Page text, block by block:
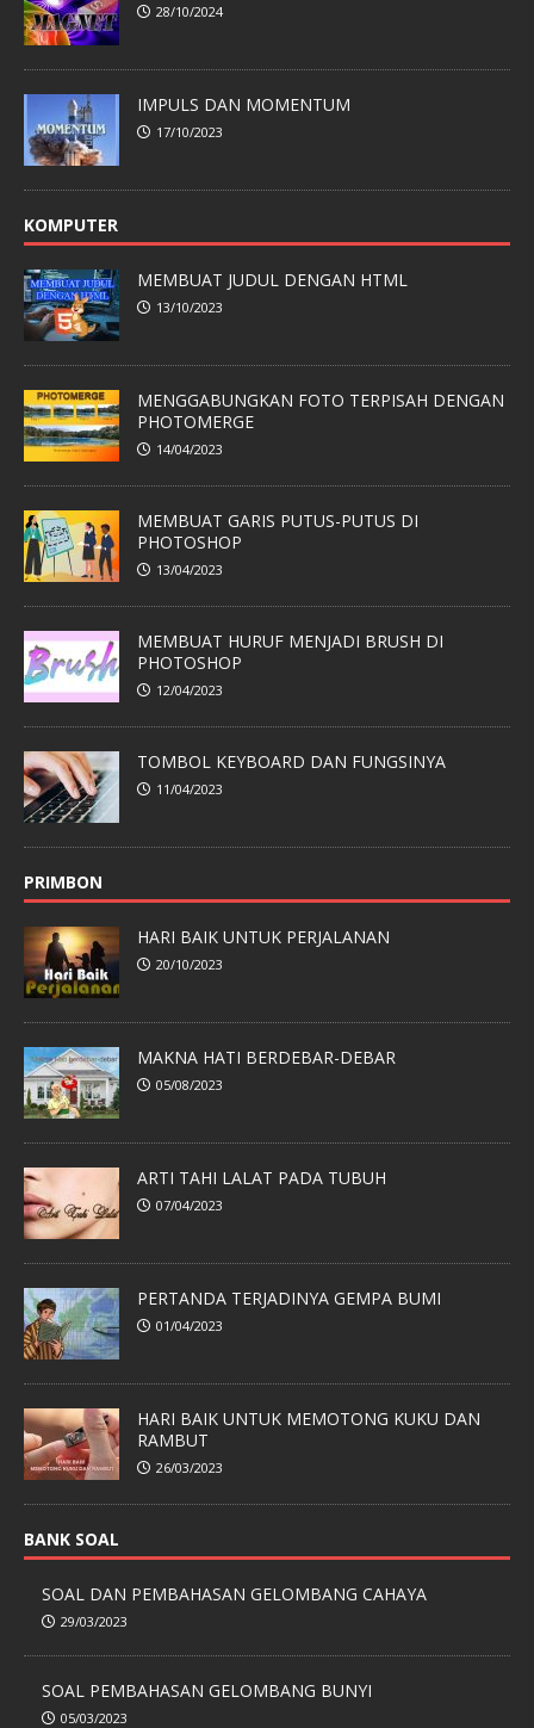
28/10/2024
IMPULS DAN MOMENTUM
17/10/2023
KOMPUTER
MEMBUAT JUDUL DENGAN HTML
13/10/2023
MENGGABUNGKAN FOTO TERPISAH DENGAN
PHOTOMERGE
14/04/2023
MEMBUAT GARIS PUTUS-PUTUS DI
PHOTOSHOP
13/04/2023
MEMBUAT HURUF MENJADI BRUSH DI
PHOTOSHOP
12/04/2023
TOMBOL KEYBOARD DAN FUNGSINYA
11/04/2023
PRIMBON
HARI BAIK UNTUK PERJALANAN
20/10/2023
MAKNA HATI BERDEBAR-DEBAR
05/08/2023
ARTI TAHI LALAT PADA TUBUH
07/04/2023
PERTANDA TERJADINYA GEMPA BUMI
01/04/2023
HARI BAIK UNTUK MEMOTONG KUKU DAN
RAMBUT
26/03/2023
BANK SOAL
SOAL DAN PEMBAHASAN GELOMBANG CAHAYA
29/03/2023
SOAL PEMBAHASAN GELOMBANG BUNYI
05/03/2023